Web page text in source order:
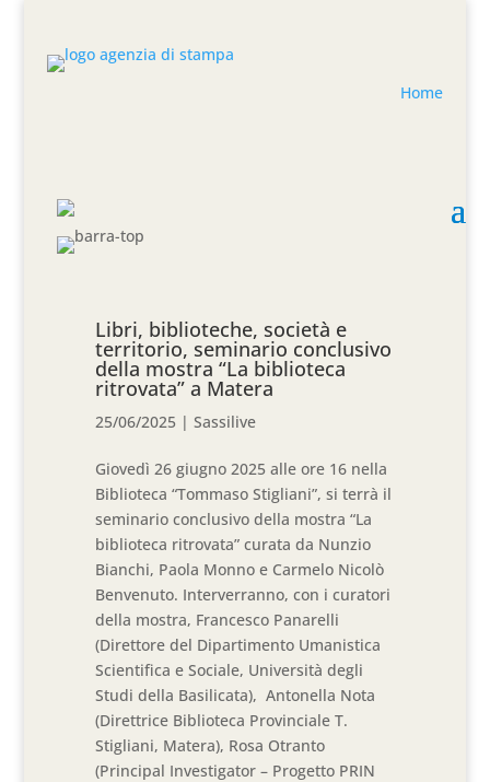
Home
Libri, biblioteche, società e
territorio, seminario conclusivo
della mostra “La biblioteca
ritrovata” a Matera
25/06/2025 |Sassilive
Giovedì 26 giugno 2025 alle ore 16 nella
Biblioteca “Tommaso Stigliani”, si terrà il
seminario conclusivo della mostra “La
biblioteca ritrovata” curata da Nunzio
Bianchi, Paola Monno e Carmelo Nicolò
Benvenuto. Interverranno, con i curatori
della mostra, Francesco Panarelli
(Direttore del Dipartimento Umanistica
Scientifica e Sociale, Università degli
Studi della Basilicata), Antonella Nota
(Direttrice Biblioteca Provinciale T.
Stigliani, Matera), Rosa Otranto
(Principal Investigator – Progetto PRIN